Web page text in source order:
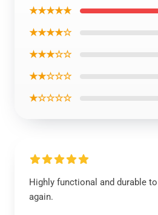
★★★★★
★★★★☆
★★★☆☆
★★☆☆☆
★☆☆☆☆
Highly functional and durable
again.